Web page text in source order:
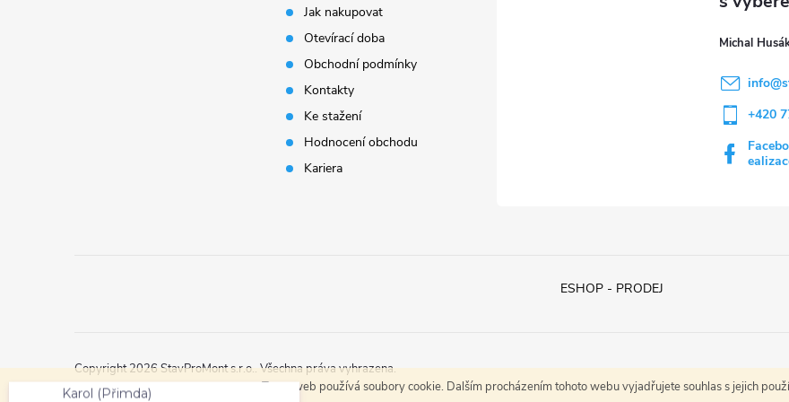
Tento web používá soubory cookie. Dalším procházením tohoto webu vyjadřujete souhlas s jejich
k
v
Jak nakupovat
Otevírací doba
Obchodní podmínky
Kontakty
Ke stažení
Hodnocení obchodu
Kariera
Michal
info@
+420
ESHOP - PRODEJ
Copyright 2026StavProMont s.r.o.. Všechna práva vyhrazena.
právě objednal: REGULUS SE